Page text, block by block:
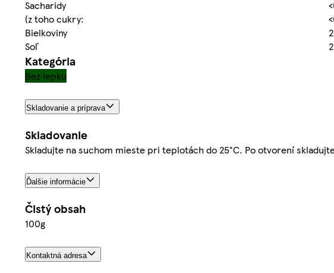
Sacharidy
(z toho cukry:
Bielkoviny
Soľ
Kategória
Bez lepku
Skladovanie a príprava
Skladovanie
Skladujte na suchom mieste pri teplotách do 25°C. Po otvorení
Ďalšie informácie
Čistý obsah
100g
Kontaktná adresa